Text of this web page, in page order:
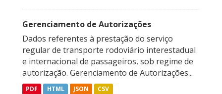
Gerenciamento de Autorizações
Dados referentes à prestação do serviço
regular de transporte rodoviário interestadual
e internacional de passageiros, sob regime de
autorização. Gerenciamento de Autorizações...
PDF HTML JSON CSV